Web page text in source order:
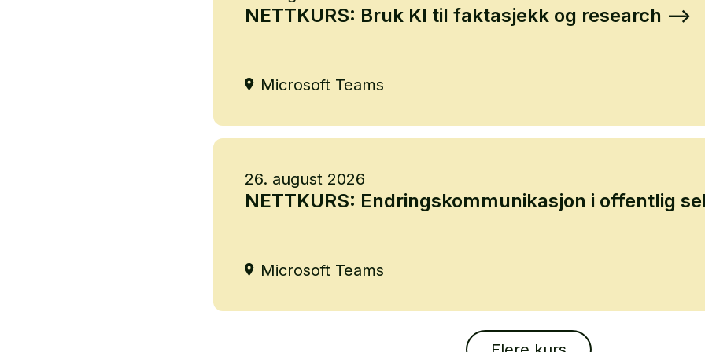
NETTKURS: Bruk KI til faktasjekk og research
Microsoft Teams
26. august 2026
NETTKURS: Endringskommunikasjon i offentlig
Microsoft Teams